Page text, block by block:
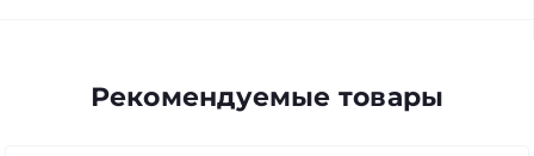
Рекомендуемые товары